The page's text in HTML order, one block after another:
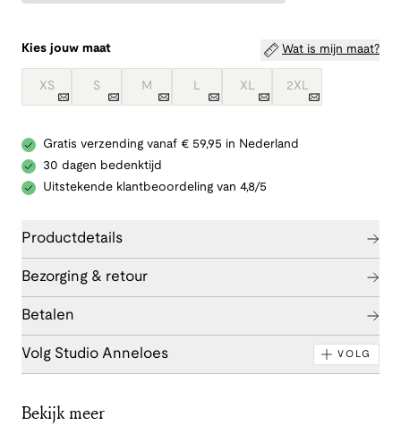
Kies jouw maat Wat is mijn maat?
XS S M L XL 2XL
Gratis verzending vanaf € 59,95 in Nederland
30 dagen bedenktijd
Uitstekende klantbeoordeling van 4,8/5
Productdetails
Bezorging & retour
Betalen
Volg Studio Anneloes VOLG
Bekijk meer